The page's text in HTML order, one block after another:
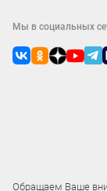
Мы в социальных
Обращаем Ваше